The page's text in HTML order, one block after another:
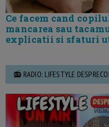
Ce facem cand
mancarea sau
explicatii si sfaturi
📻 RADIO: LIFESTYLE